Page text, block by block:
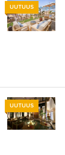
UUTUUS
UUTUUS